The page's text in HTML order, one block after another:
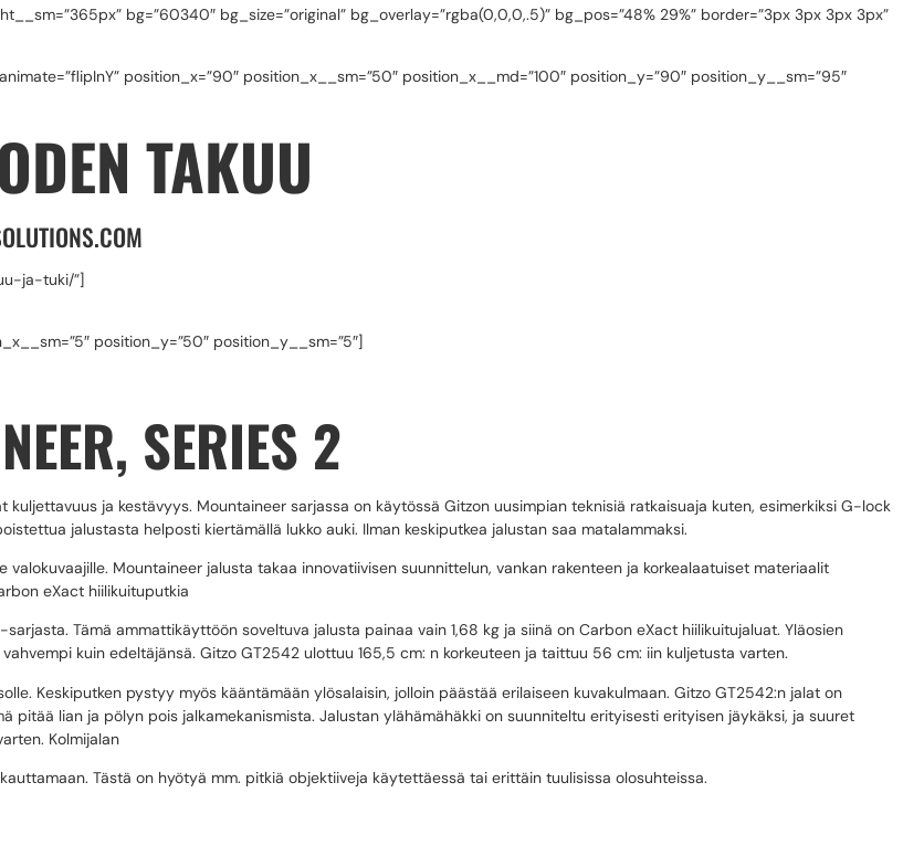
bg=”60340″ bg_size=”original” bg_overlay=”rgba(0,0,0,.5)” bg_pos=”48% 29%” border=”3px 3px 3px 3px”
position_x=”90″ position_x__sm=”50″ position_x__md=”100″ position_y=”90″ position_y__sm=”95″
TAKUU
ja-tuki/”]
position_y=”50″ position_y__sm=”5″]
SERIES 2
ja kestävyys. Mountaineer sarjassa on käytössä Gitzon uusimpian teknisiä ratkaisuaja kuten, esimerkiksi G-lock
jalustasta helposti kiertämällä lukko auki. Ilman keskiputkea jalustan saa matalammaksi.
Mountaineer jalusta takaa innovatiivisen suunnittelun, vankan rakenteen ja korkealaatuiset materiaalit
eXact hiilikuituputkia
Tämä ammattikäyttöön soveltuva jalusta painaa vain 1,68 kg ja siinä on Carbon eXact hiilikuitujaluat. Yläosien
kuin edeltäjänsä. Gitzo GT2542 ulottuu 165,5 cm: n korkeuteen ja taittuu 56 cm: iin kuljetusta varten.
Keskiputken pystyy myös kääntämään ylösalaisin, jolloin päästää erilaiseen kuvakulmaan. Gitzo GT2542:n jalat on
pitää lian ja pölyn pois jalkamekanismista. Jalustan ylähämähäkki on suunniteltu erityisesti erityisen jäykäksi, ja suuret
Kolmijalan
Tästä on hyötyä mm. pitkiä objektiiveja käytettäessä tai erittäin tuulisissa olosuhteissa.